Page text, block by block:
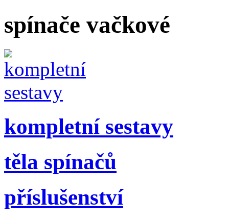
spínače vačkové
kompletní sestavy
těla spínačů
příslušenství